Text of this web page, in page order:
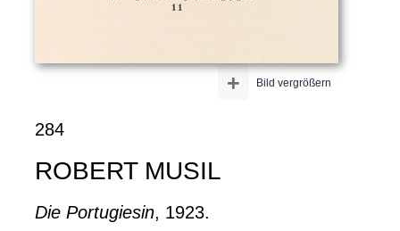
Bild vergrößern
+
284
ROBERT MUSIL
Die Portugiesin, 1923.